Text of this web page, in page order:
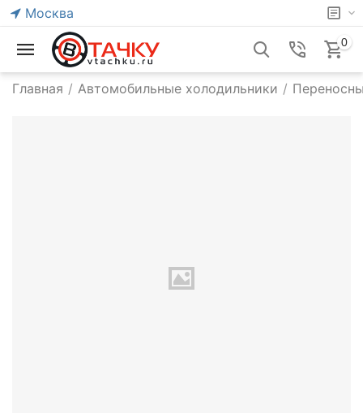
Москва
0
Главная / Автомобильные холодильники /